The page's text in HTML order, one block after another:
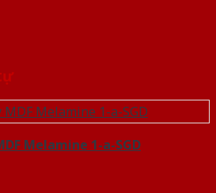
Melamine 1-a-SGD